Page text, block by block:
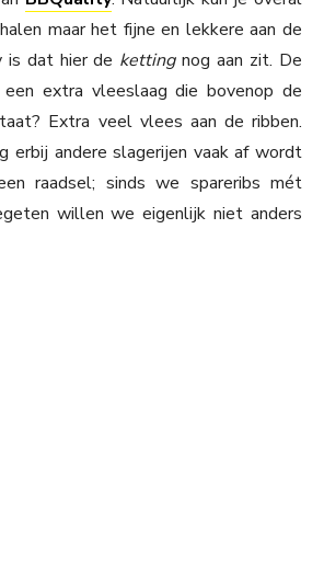
maar het fijne en lekkere aan de
is dat hier de kettingnog aan zit. De
extra vleeslaag die bovenop de
Extra veel vlees aan de ribben.
erbij andere slagerijen vaak af wordt
raadsel; sinds we spareribs mét
willen we eigenlijk niet anders